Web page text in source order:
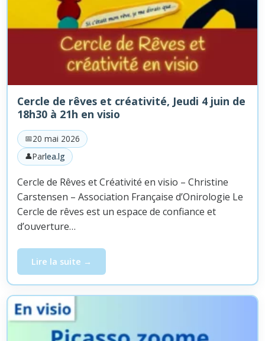
Cercle de rêves et créativité, Jeudi 4 juin de
18h30 à 21h en visio
20 mai 2026
Parlea.lg
Cercle de Rêves et Créativité en visio – Christine
Carstensen – Association Française d’Onirologie Le
Cercle de rêves est un espace de confiance et
d’ouverture…
Lire la suite
Cercle de rêves et créativité, Jeudi 4 juin de 18h30 à